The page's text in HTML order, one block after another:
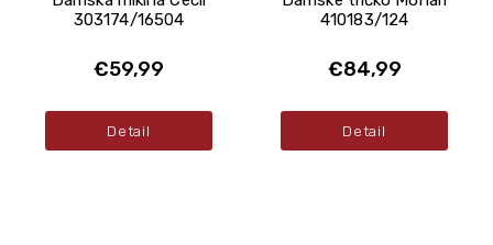
303174/16504
€59,99
Detail
410183/124
€84,99
Detail